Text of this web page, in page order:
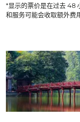
*显示的票价是在过去 48
和服务可能会收取额外费